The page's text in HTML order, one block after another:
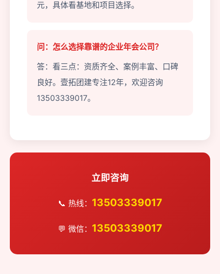
元，具体看基地和项目选择。
问：怎么选择靠谱的企业年会公司？
答：看三点：资质齐全、案例丰富、口碑
良好。壹拓团建专注12年，欢迎咨询
13503339017。
立即咨询
📞 热线： 13503339017
💬 微信： 13503339017